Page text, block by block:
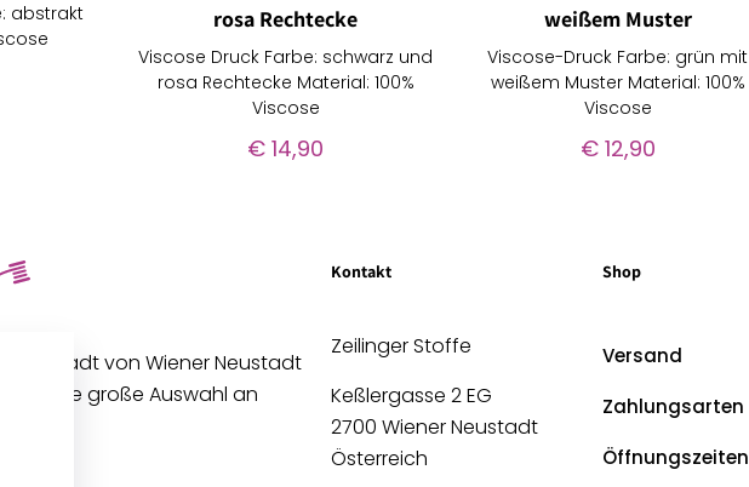
abstrakt
rosa Rechtecke
Viscose Druck Farbe: schwarz und
rosa Rechtecke Material: 100%
Viscose
€ 14,90
weißem Muster
Viscose-Druck Farbe: grün mit
weißem Muster Material: 100%
Viscose
€12,90
Innenstadt von Wiener Neustadt
eine große Auswahl an
Kontakt
Zeilinger Stoffe
Keßlergasse 2 EG
2700 Wiener Neustadt
Österreich
Shop
Versand
Zahlungsarten
Öffnungszeiten